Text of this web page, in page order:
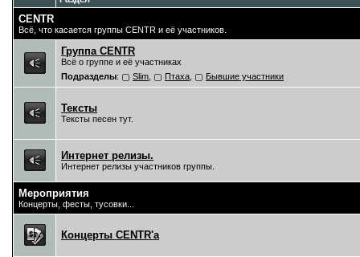
CENTR
Всё, что касается группы CENTR и её участников.
Группа CENTR
Всё о группе и её участниках
Подразделы: Slim Птаха Бывшие участники
Тексты
Тексты песен тут.
Интернет релизы.
Интернет релизы участников группы.
Мероприятия
Концерты, фесты, тусовки...
Концерты CENTR'a